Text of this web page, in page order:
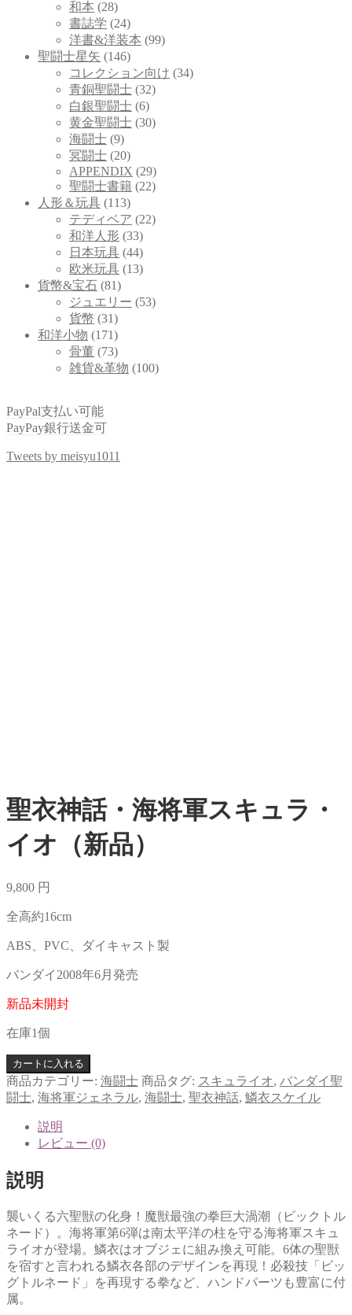
和本 (28)
書誌学 (24)
洋書&洋装本 (99)
聖闘士星矢 (146)
コレクション向け (34)
青銅聖闘士 (32)
白銀聖闘士 (6)
黄金聖闘士 (30)
海闘士 (9)
冥闘士 (20)
APPENDIX (29)
聖闘士書籍 (22)
人形＆玩具 (113)
テディベア (22)
和洋人形 (33)
日本玩具 (44)
欧米玩具 (13)
貨幣&宝石 (81)
ジュエリー (53)
貨幣 (31)
和洋小物 (171)
骨董 (73)
雑貨&革物 (100)
PayPal支払い可能
PayPay銀行送金可
Tweets by meisyu1011
聖衣神話・海将軍スキュラ・
イオ（新品）
9,800 円
全高約16cm
ABS、PVC、ダイキャスト製
バンダイ2008年6月発売
新品未開封
在庫1個
カートに入れる
商品カテゴリー: 海闘士 商品タグ: スキュライオ, バンダイ聖
闘士, 海将軍ジェネラル, 海闘士, 聖衣神話, 鱗衣スケイル
説明
レビュー (0)
説明
襲いくる六聖獣の化身！魔獣最強の拳巨大渦潮（ビックトル
ネード）。海将軍第6弾は南太平洋の柱を守る海将軍スキュ
ライオが登場。鱗衣はオブジェに組み換え可能。6体の聖獣
を宿すと言われる鱗衣各部のデザインを再現！必殺技「ビッ
グトルネード」を再現する拳など、ハンドパーツも豊富に付
属。